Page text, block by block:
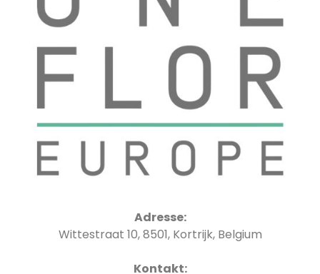
Adresse:
Wittestraat 10, 8501, Kortrijk, Belgium
Kontakt: